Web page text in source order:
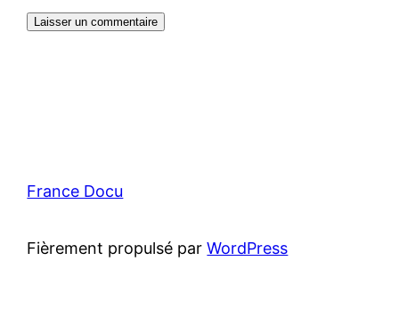
France Docu
Fièrement propulsé parWordPress